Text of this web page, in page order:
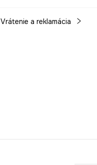
Vrátenie a reklamácia